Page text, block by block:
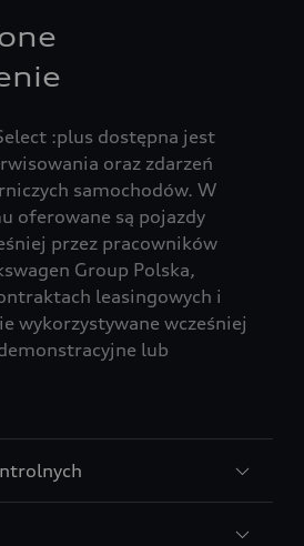
:plus dostępna jest
oraz zdarzeń
samochodów. W
oferowane są pojazdy
przez pracowników
Group Polska,
leasingowych i
wykorzystywane wcześniej
lub